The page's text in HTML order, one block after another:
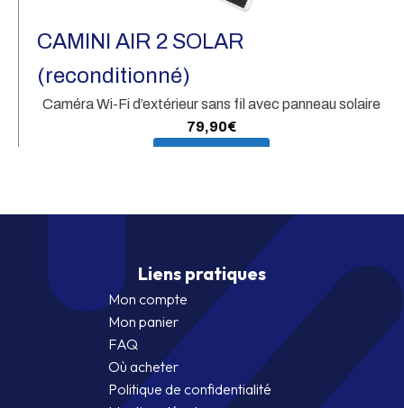
CAMINI AIR 2 SOLAR
(reconditionné)
Caméra Wi-Fi d’extérieur sans fil avec panneau solaire
79,90€
Liens pratiques
Mon compte
Mon panier
FAQ
Où acheter
Politique de confidentialité